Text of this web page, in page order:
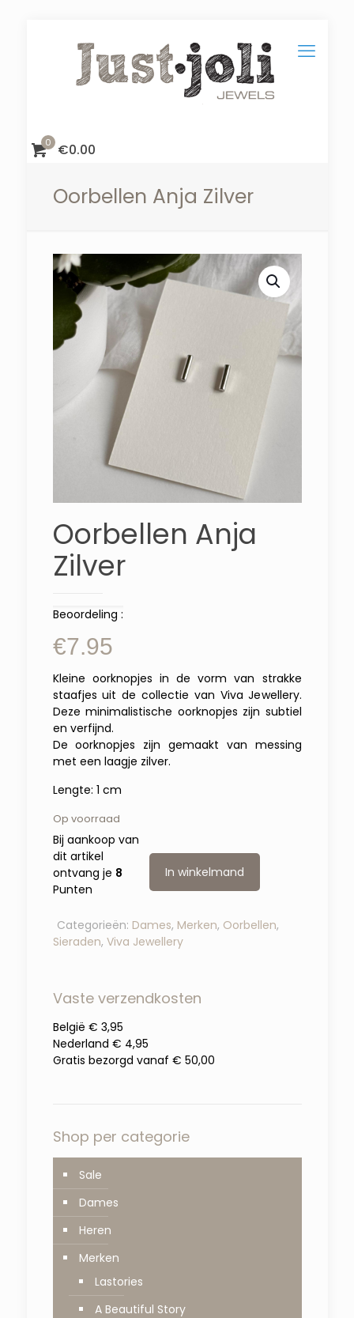
0 €0.00
Oorbellen Anja Zilver
Oorbellen Anja
Zilver
Beoordeling :
€7.95
Kleine oorknopjes in de vorm van strakke
staafjes uit de collectie van Viva Jewellery.
Deze minimalistische oorknopjes zijn subtiel
en verfijnd.
De oorknopjes zijn gemaakt van messing
met een laagje zilver.
Lengte: 1 cm
Op voorraad
Bij aankoop van
dit artikel
ontvang je 8
Punten
In winkelmand
Categorieën: Dames, Merken, Oorbellen,
Sieraden, Viva Jewellery
Vaste verzendkosten
België € 3,95
Nederland € 4,95
Gratis bezorgd vanaf € 50,00
Shop per categorie
Sale
Dames
Heren
Merken
Lastories
A Beautiful Story